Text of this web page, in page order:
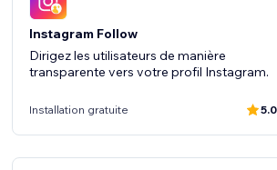
Instagram Follow
Dirigez les utilisateurs de manière
transparente vers votre profil Instagram.
Installation gratuite 5.0